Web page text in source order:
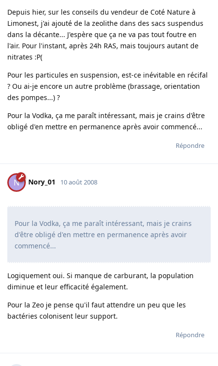
Depuis hier, sur les conseils du vendeur de Coté Nature à
Limonest, j'ai ajouté de la zeolithe dans des sacs suspendus
dans la décante... J'espère que ça ne va pas tout foutre en
l'air. Pour l'instant, après 24h RAS, mais toujours autant de
nitrates :P(
Pour les particules en suspension, est-ce inévitable en récifal
? Ou ai-je encore un autre problème (brassage, orientation
des pompes...) ?
Pour la Vodka, ça me paraît intéressant, mais je crains d'être
obligé d'en mettre en permanence après avoir commencé...
Répondre
N Nory_01 10 août 2008
Pour la Vodka, ça me paraît intéressant, mais je crains
d'être obligé d'en mettre en permanence après avoir
commencé...
Logiquement oui. Si manque de carburant, la population
diminue et leur efficacité également.
Pour la Zeo je pense qu'il faut attendre un peu que les
bactéries colonisent leur support.
Répondre